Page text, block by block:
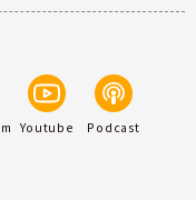
Youtube Podcast